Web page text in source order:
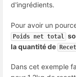
d'ingrédients.
Pour avoir un
Poids net total
la quantité de
Dans cet exemple